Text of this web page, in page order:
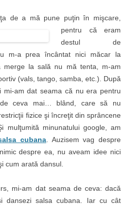
de a mă pune puţin în mişcare,
pentru că eram
destul de
m-a prea încântat nici măcar la
merge la sală nu mă tenta, m-am
(vals, tango, samba, etc.). După
mi-am dat seama că nu era pentru
de ceva mai… blând, care să nu
fizice şi încreţit din sprâncene
mulţumită minunatului google, am
cubana . Auzisem vag despre
despre ea, nu aveam idee nici
cum arată dansul.
mi-am dat seama de ceva: dacă
dansezi salsa cubana. Iar cu cât